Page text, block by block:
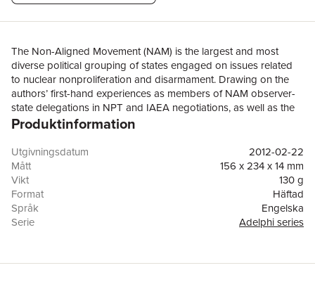
The Non-Aligned Movement (NAM) is the largest and most
diverse political grouping of states engaged on issues related
to nuclear nonproliferation and disarmament. Drawing on the
authors’ first-hand experiences as members of NAM observer-
state delegations in NPT and IAEA negotiations, as well as the
findings of a larger CNS research project on NAM nuclear
a small subset of NAM states has tended to dominate NAM
politics and have promoted policies that are often at odds with
those advanced by Western states on issues such as nuclear
terrorism, IAEA safeguards, nuclear export controls,
multinational fuel arrangements, proliferation in the Middle East,
NPT, and nuclear arms control and disarmament. Based on an
members in a more constructive fashion on issues related to
Produktinformation
Utgivningsdatum
2012-02-22
Mått
156 x 234 x 14 mm
Vikt
130 g
Format
Häftad
Språk
Engelska
Serie
Adelphi series
ISBN
9780415696418